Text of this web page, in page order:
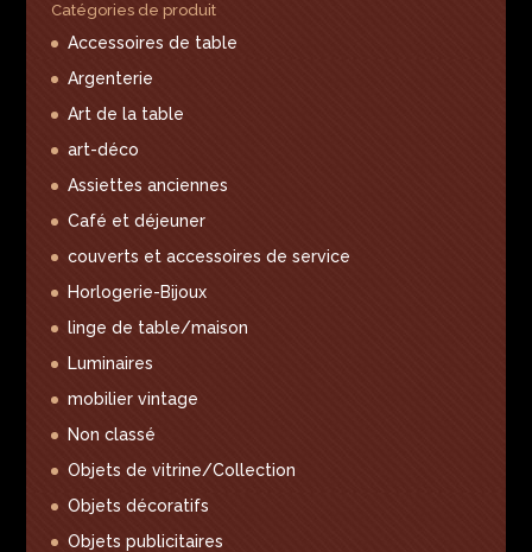
Catégories de produit
Accessoires de table
Argenterie
Art de la table
art-déco
Assiettes anciennes
Café et déjeuner
couverts et accessoires de service
Horlogerie-Bijoux
linge de table/maison
Luminaires
mobilier vintage
Non classé
Objets de vitrine/Collection
Objets décoratifs
Objets publicitaires